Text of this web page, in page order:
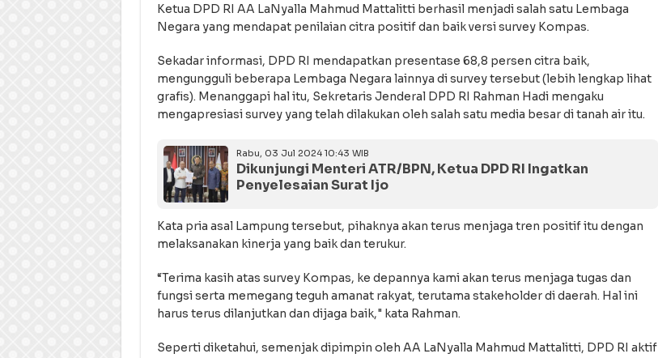
Ketua DPD RI AA LaNyalla Mahmud Mattalitti berhasil menjadi salah satu Lembaga
Negara yang mendapat penilaian citra positif dan baik versi survey Kompas.
Sekadar informasi, DPD RI mendapatkan presentase 68,8 persen citra baik,
mengungguli beberapa Lembaga Negara lainnya di survey tersebut (lebih lengkap lihat
grafis). Menanggapi hal itu, Sekretaris Jenderal DPD RI Rahman Hadi mengaku
mengapresiasi survey yang telah dilakukan oleh salah satu media besar di tanah air itu.
Rabu, 03 Jul 2024 10:43 WIB
Dikunjungi Menteri ATR/BPN, Ketua DPD RI Ingatkan
Penyelesaian Surat Ijo
Kata pria asal Lampung tersebut, pihaknya akan terus menjaga tren positif itu dengan
melaksanakan kinerja yang baik dan terukur.
“Terima kasih atas survey Kompas, ke depannya kami akan terus menjaga tugas dan
fungsi serta memegang teguh amanat rakyat, terutama stakeholder di daerah. Hal ini
harus terus dilanjutkan dan dijaga baik," kata Rahman.
Seperti diketahui, semenjak dipimpin oleh AA LaNyalla Mahmud Mattalitti, DPD RI aktif